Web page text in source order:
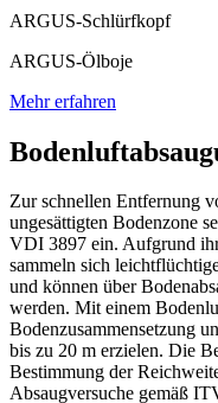
ARGUS-Schlürfkopf
ARGUS-Ölboje
Mehr erfahren
Zur schnellen Entfernung
ungesättigten Bodenzone
VDI 3897 ein. Aufgrund
sammeln sich
und können über
werden. Mit einem
Bodenzusammensetzung
bis zu 20 m erzielen. Die
Bestimmung der
Absaugversuche gemäß